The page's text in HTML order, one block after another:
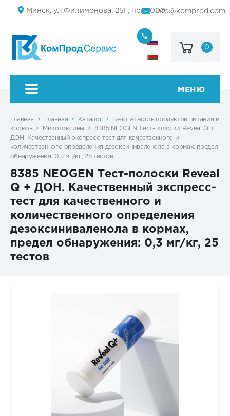
Минск, ул.Филимонова, 25Г, пом.1000info@komprod.com
(499)
444-
50
0
МЕНЮ
Главная Главная Каталог
Безопасность продуктов питания и
кормов
Микотоксины
8385 NEOGEN Тест-полоски Reveal Q +
ДОН. Качественный экспресс-тест для качественного и
количественного определения дезоксиниваленола в кормах, предел
обнаружения: 0,3 мг/кг, 25 тестов
8385 NEOGEN Тест-полоски Reveal
Q + ДОН. Качественный экспресс-
тест для качественного и
количественного определения
дезоксиниваленола в кормах,
предел обнаружения: 0,3 мг/кг, 25
тестов